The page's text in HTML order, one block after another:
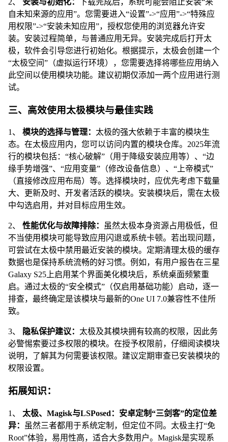
自未知来源的应用”。您需要进入“设置”->“应用”->“特殊应
用权限”->“安装未知应用”，授权您使用的浏览器允许安
装。安装过程简单，与普通应用无异。安装完成后打开太
极，软件会引导您进行初始化。根据提示，太极会创建一个
“太极空间”（虚拟运行环境），您需要选择将哪些应用纳入
此空间以使用模块功能。建议初期仅添加一两个应用进行测
试。
三、高效使用太极模块与最佳实践
1、 模块的选择与管理： 太极的强大依赖于丰富的模块生
态。在太极应用内，您可以访问内置的模块仓库。2025年流
行的模块包括：“核心破解”（用于降级安装应用等）、“边
缘手势增强”、“应用变量”（修改设备信息）、“上帝模式”
（直接修改应用布局）等。选择模块时，应优先考虑下载量
大、更新及时、开发者活跃的模块。安装模块后，需在太极
中勾选启用，并对目标应用生效。
2、 性能优化与故障排除：
虽然太极本身资源占用极低，但
不当使用模块可能导致应用闪退或系统卡顿。若出现问题，
可尝试在太极中禁用最近安装的模块。定期清理太极的缓存
数据也是保持系统流畅的好习惯。例如，有用户报告在三星
Galaxy S25上启用某个界面美化模块后，系统桌面频繁重
启。通过太极的“安全模式”（仅启用基础功能）启动，逐一
排查，最终确定是该模块与最新的One UI 7.0兼容性不佳所
致。
3、 隐私保护建议： 太极及其模块拥有较高的权限，因此务
必警惕索要过多权限的模块。在授予权限前，仔细阅读模块
说明，了解其为何需要该权限。建议定期审查已安装模块的
权限设置。
拓展知识：
1、 太极、Magisk与LSPosed：安卓定制“三剑客”的定位差
异：
虽然三者都用于系统定制，但定位不同。太极主打“免
Root”体验，易用性高，适合大多数用户。Magisk是实现系